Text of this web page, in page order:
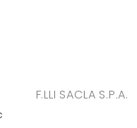
F.LLI SACLA S.P.A.